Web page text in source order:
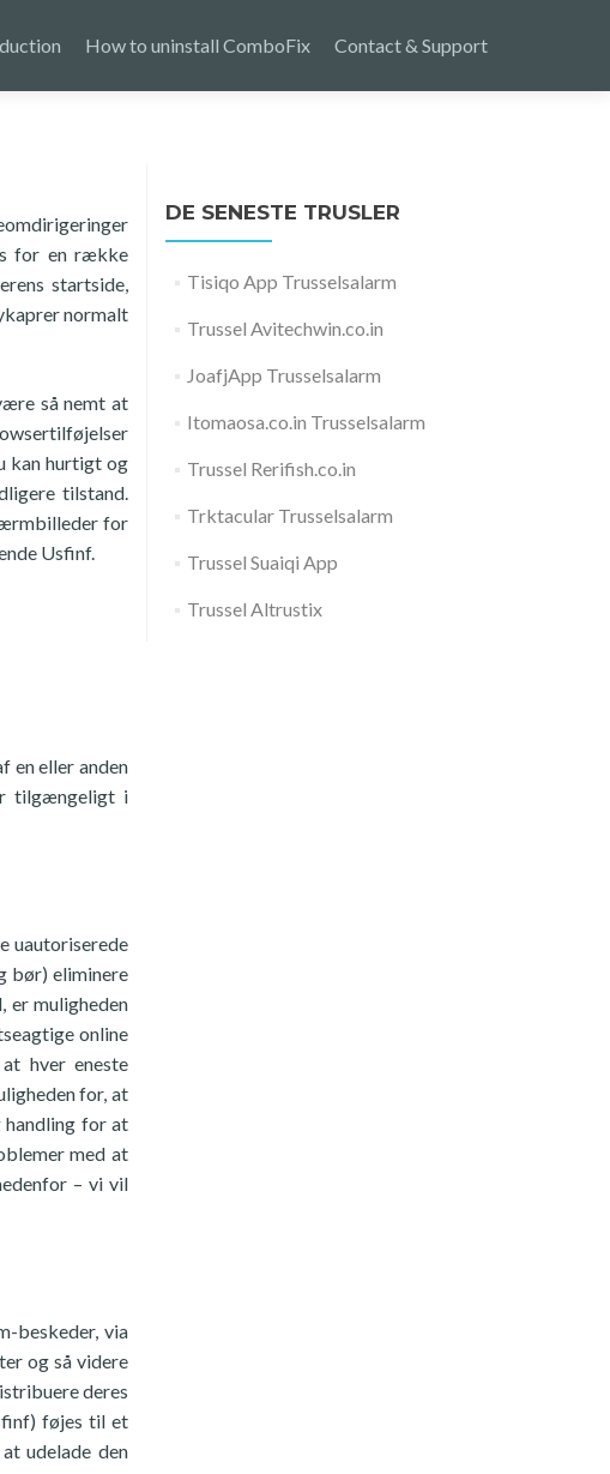
How to uninstall ComboFix Contact & Support
for en række
startside,
normalt
så nemt at
kan hurtigt og
tilstand.
for
Usfinf.
en eller anden
tilgængeligt i
uautoriserede
bør) eliminere
er muligheden
online
hver eneste
for, at
for at
med at
– vi vil
beskeder, via
og så videre
deres
føjes til et
udelade den
DE SENESTE TRUSLER
Tisiqo App Trusselsalarm
Trussel Avitechwin.co.in
JoafjApp Trusselsalarm
Itomaosa.co.in Trusselsalarm
Trussel Rerifish.co.in
Trktacular Trusselsalarm
Trussel Suaiqi App
Trussel Altrustix